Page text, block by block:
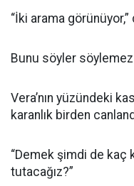
“İki arama görünüyor,”
Bunu söyler söylemez
Vera’nın yüzündeki
karanlık birden
“Demek şimdi de kaç
tutacağız?”